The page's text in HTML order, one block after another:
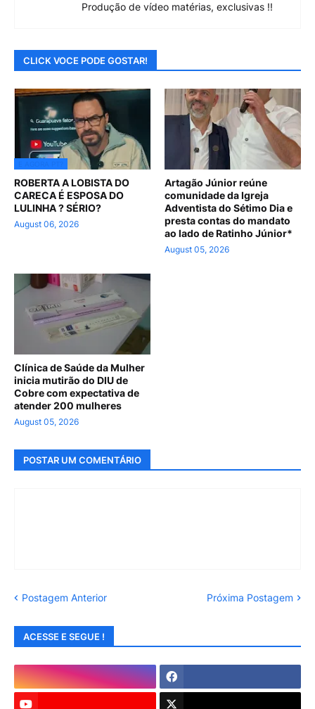
Produção de vídeo matérias, exclusivas !!
CLICK VOCE PODE GOSTAR!
ROBERTA A LOBISTA DO
CARECA É ESPOSA DO
LULINHA ? SÉRIO?
August 06, 2026
Artagão Júnior reúne
comunidade da Igreja
Adventista do Sétimo Dia e
presta contas do mandato
ao lado de Ratinho Júnior*
August 05, 2026
Clínica de Saúde da Mulher
inicia mutirão do DIU de
Cobre com expectativa de
atender 200 mulheres
August 05, 2026
POSTAR UM COMENTÁRIO
Postagem Anterior Próxima Postagem
ACESSE E SEGUE !